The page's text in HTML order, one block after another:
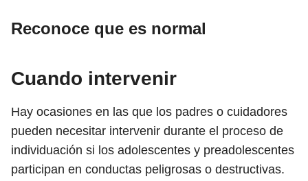
Reconoce que es normal
Cuando intervenir
Hay ocasiones en las que los padres o cuidadores
pueden necesitar intervenir durante el proceso de
individuación si los adolescentes y preadolescentes
participan en conductas peligrosas o destructivas.